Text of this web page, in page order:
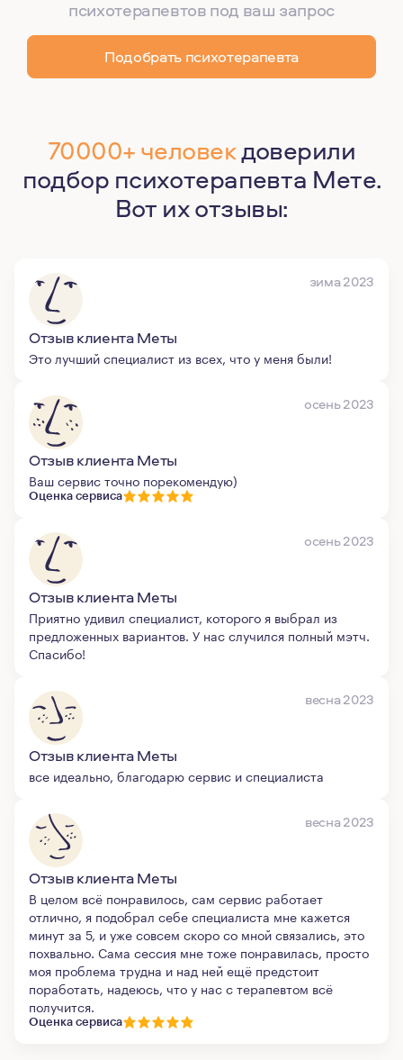
психотерапевтов под ваш запрос
Подобрать психотерапевта
70000+ человекдоверили
подбор психотерапевта Мете.
Вот их отзывы:
зима 2023
Отзыв клиента Меты
Это лучший специалист из всех, что у меня были!
осень 2023
Отзыв клиента Меты
Ваш сервис точно порекомендую)
Оценка сервиса
осень 2023
Отзыв клиента Меты
Приятно удивил специалист, которого я выбрал из
предложенных вариантов. У нас случился полный мэтч.
Спасибо!
весна 2023
Отзыв клиента Меты
все идеально, благодарю сервис и специалиста
весна 2023
Отзыв клиента Меты
В целом всё понравилось, сам сервис работает
отлично, я подобрал себе специалиста мне кажется
минут за 5, и уже совсем скоро со мной связались, это
похвально. Сама сессия мне тоже понравилась, просто
моя проблема трудна и над ней ещё предстоит
поработать, надеюсь, что у нас с терапевтом всё
получится.
Оценка сервиса